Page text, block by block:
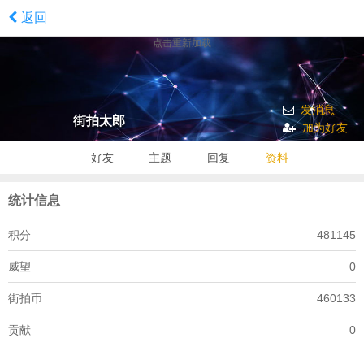
返回
点击重新加载
街拍太郎
发消息
加为好友
好友 主题 回复 资料
统计信息
积分 481145
威望 0
街拍币 460133
贡献 0